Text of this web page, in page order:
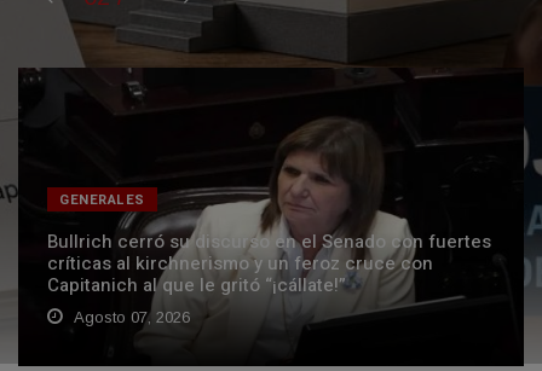
GENERALES
Bullrich cerró su discurso en el Senado con fuertes
críticas al kirchnerismo y un feroz cruce con
Capitanich al que le gritó “¡cállate!”
Agosto 07, 2026